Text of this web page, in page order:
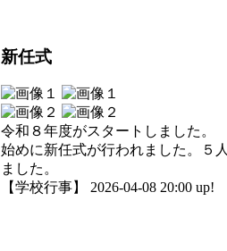
新任式
令和８年度がスタートしました。
始めに新任式が行われました。５
ました。
【学校行事】 2026-04-08 20:00 up!